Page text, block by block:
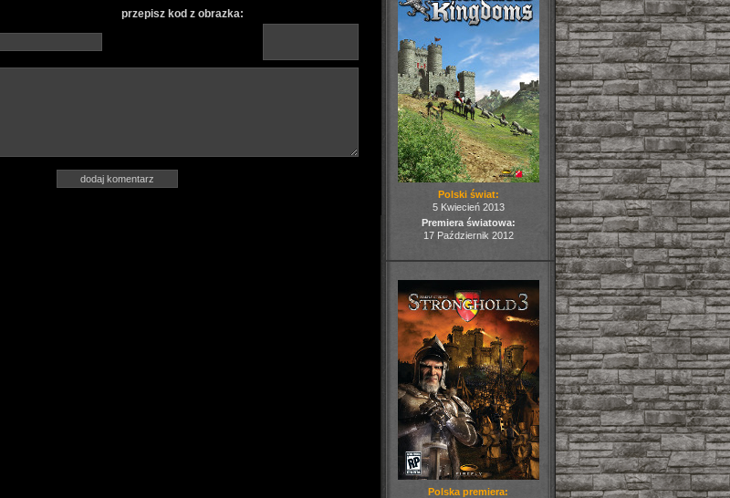
przepisz kod z obrazka:
Polski świat:
5 Kwiecień 2013
Premiera światowa:
17 Październik 2012
Polska premiera: